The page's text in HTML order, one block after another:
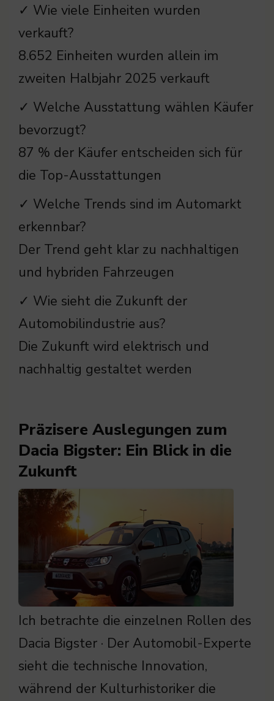
✓ Wie viele Einheiten wurden
verkauft?
8.652 Einheiten wurden allein im
zweiten Halbjahr 2025 verkauft
✓ Welche Ausstattung wählen Käufer
bevorzugt?
87 % der Käufer entscheiden sich für
die Top-Ausstattungen
✓ Welche Trends sind im Automarkt
erkennbar?
Der Trend geht klar zu nachhaltigen
und hybriden Fahrzeugen
✓ Wie sieht die Zukunft der
Automobilindustrie aus?
Die Zukunft wird elektrisch und
nachhaltig gestaltet werden
Präzisere Auslegungen zum
Dacia Bigster: Ein Blick in die
Zukunft
Ich betrachte die einzelnen Rollen des
Dacia Bigster · Der Automobil-Experte
sieht die technische Innovation,
während der Kulturhistoriker die